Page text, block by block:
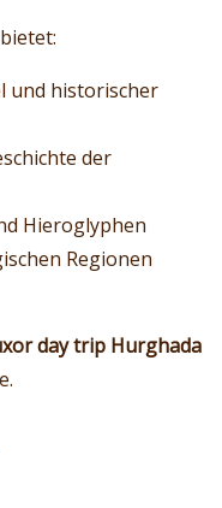
bietet:
und historischer
der
Hieroglyphen
Regionen
day trip Hurghada